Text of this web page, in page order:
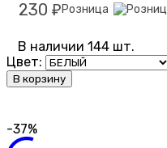
230 ₽ Розница
В наличии 144 шт.
Цвет:
В корзину
-37%